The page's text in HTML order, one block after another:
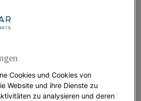
Cookies und Cookies von
Website und ihre Dienste zu
zu analysieren und deren